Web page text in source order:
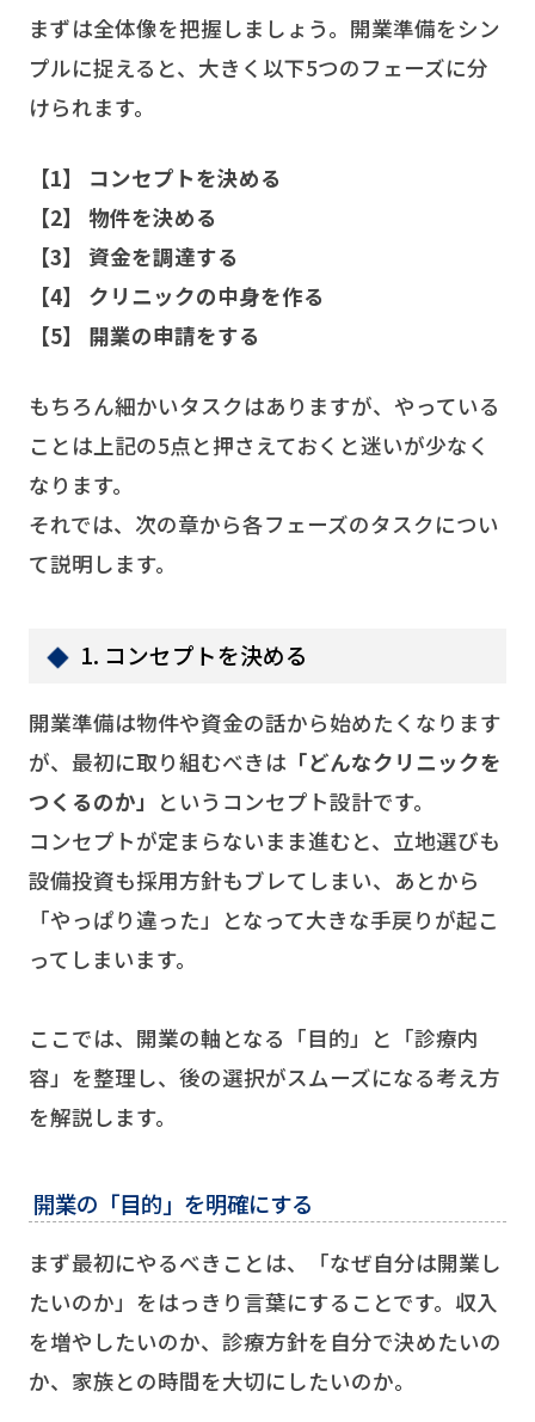
まずは全体像を把握しましょう。開業準備をシン
プルに捉えると、大きく以下5つのフェーズに分
けられます。
【1】 コンセプトを決める
【2】 物件を決める
【3】 資金を調達する
【4】 クリニックの中身を作る
【5】 開業の申請をする
もちろん細かいタスクはありますが、やっている
ことは上記の5点と押さえておくと迷いが少なく
なります。
それでは、次の章から各フェーズのタスクについ
て説明します。
1. コンセプトを決める
開業準備は物件や資金の話から始めたくなります
が、最初に取り組むべきは 「どんなクリニックを
つくるのか」 というコンセプト設計です。
コンセプトが定まらないまま進むと、立地選びも
設備投資も採用方針もブレてしまい、あとから
「やっぱり違った」となって大きな手戻りが起こ
ってしまいます。
ここでは、開業の軸となる「目的」と「診療内
容」を整理し、後の選択がスムーズになる考え方
を解説します。
開業の「目的」を明確にする
まず最初にやるべきことは、「なぜ自分は開業し
たいのか」をはっきり言葉にすることです。収入
を増やしたいのか、診療方針を自分で決めたいの
か、家族との時間を大切にしたいのか。